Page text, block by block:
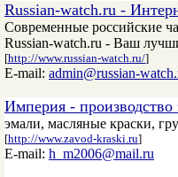
Russian-watch.ru -
Современные российские
Russian-watch.ru - Ваш
[http://www.russian-watch.ru/]
E-mail: admin@russian-
Империя -
эмали, масляные краски,
[http://www.zavod-kraski.ru]
E-mail: h_m2006@mail.ru